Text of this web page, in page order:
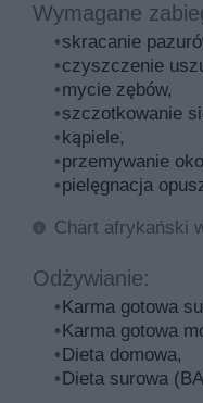
Wymagane
skracanie
czyszczenie
mycie zębów,
szczotkowanie
kąpiele,
przemywanie
pielęgnacja
Chart afrykański
Odżywianie:
Karma gotowa
Karma gotowa
Dieta domowa,
Dieta surowa